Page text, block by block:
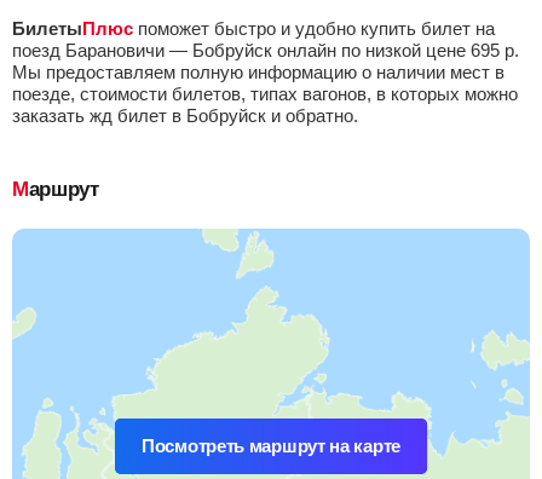
БилетыПлюс поможет быстро и удобно купить билет на
поезд Барановичи — Бобруйск онлайн по низкой цене 695 р.
Мы предоставляем полную информацию о наличии мест в
поезде, стоимости билетов, типах вагонов, в которых можно
заказать жд билет в Бобруйск и обратно.
Маршрут
Посмотреть маршрут на карте